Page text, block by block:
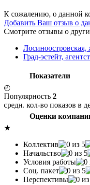
К сожалению, о данной
Добавить Ваш отзыв о
Смотрите отзывы о
Лосиноостровская,
Град-эстейт,
Показатели
◴
Популярность 2
средн. кол-во показов в
Оценки
★
Коллектив
Начальство
Условия работы
Соц. пакет
Перспективы